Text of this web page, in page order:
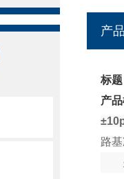
产
标
产
路